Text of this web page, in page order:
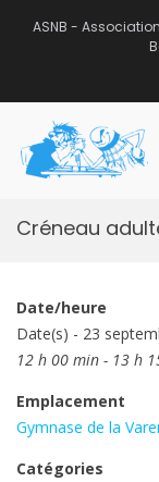
ASNB -
Créneau
Date/heure
Date(s) - 23
12 h 00 min - 13 h
Emplacement
Gymnase de la
Catégories